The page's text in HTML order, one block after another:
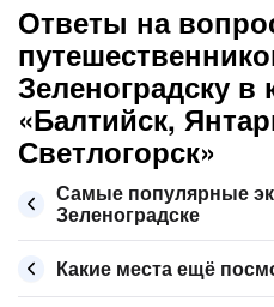
Ответы на
Зеленоградску в
«Балтийск,
Светлогорск»
Самые популярные
Зеленоградске
Какие места ещё